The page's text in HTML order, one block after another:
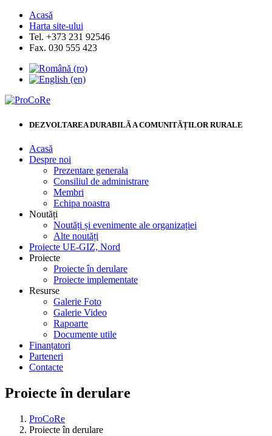
Acasă
Harta site-ului
Tel. +373 231 92546
Fax. 030 555 423
DEZVOLTAREA DURABILĂ A COMUNITĂȚILOR RURALE
Acasă
Despre noi
Prezentare generala
Consiliul de administrare
Membri
Echipa noastra
Noutăți
Noutăți și evenimente ale organizației
Alte noutăți
Proiecte UE-GIZ, Nord
Proiecte
Proiecte în derulare
Proiecte implementate
Resurse
Galerie Foto
Galerie Video
Rapoarte
Documente utile
Finanțatori
Parteneri
Contacte
Proiecte în derulare
ProCoRe
Proiecte în derulare